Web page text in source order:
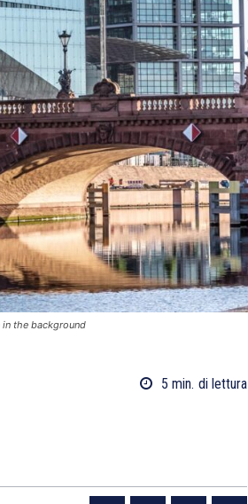
the background
5 min. di lettura